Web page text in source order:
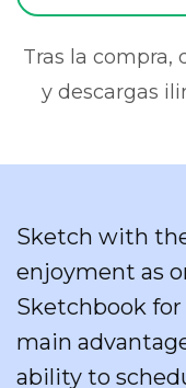
Tras la compra,
y descargas
Sketch with
enjoyment as
Sketchbook
main
ability to